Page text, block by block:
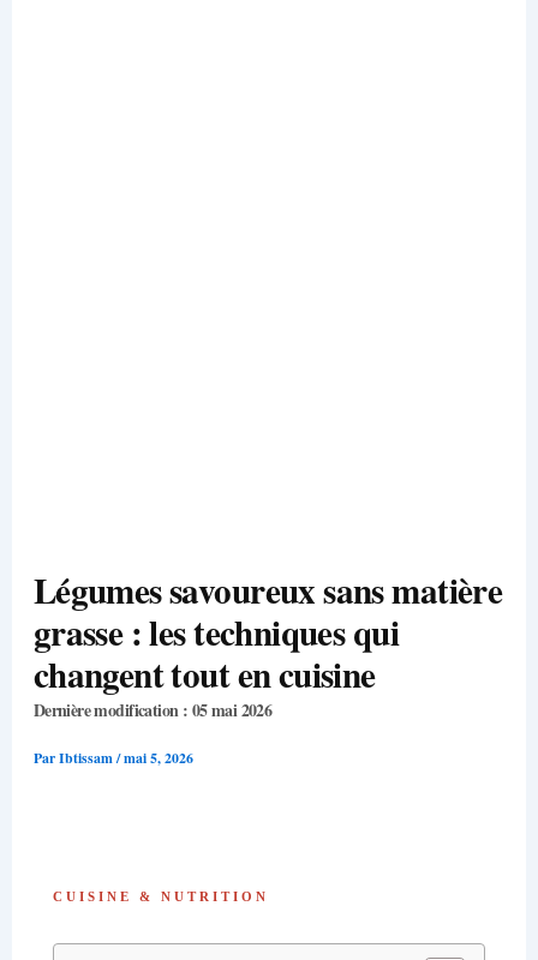
Légumes savoureux sans matière
grasse : les techniques qui
changent tout en cuisine
Dernière modification : 05 mai 2026
ParIbtissam/mai 5, 2026
CUISINE & NUTRITION